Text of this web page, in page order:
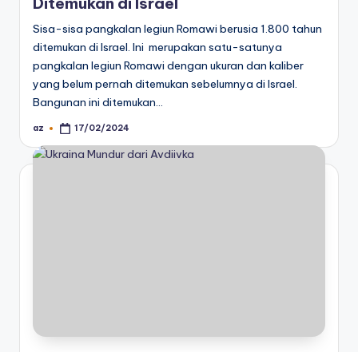
Sisa-sisa pangkalan legiun Romawi berusia 1.800 tahun
ditemukan di Israel. Ini merupakan satu-satunya
pangkalan legiun Romawi dengan ukuran dan kaliber
yang belum pernah ditemukan sebelumnya di Israel.
Bangunan ini ditemukan…
Posted
az 17/02/2024